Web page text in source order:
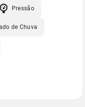
Pressão
de Chuva